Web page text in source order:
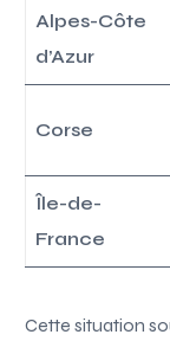
Alpes-Côte
d’Azur
Corse
Île-de-
France
Cette situation